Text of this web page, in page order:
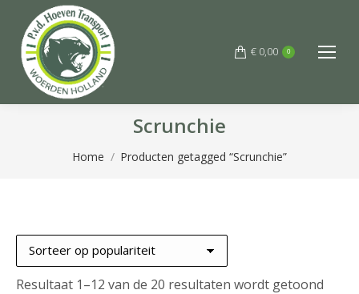
€ 0,00 0
Scrunchie
Je bent hier:
Home Producten getagged “Scrunchie”
Resultaat 1–12 van de 20 resultaten wordt getoond